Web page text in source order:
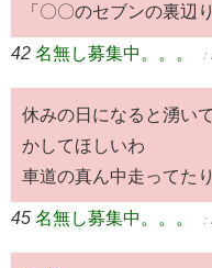
「〇〇のセブンの裏辺
42 名無し募集中。。。
休みの日になると湧い
かしてほしいわ
車道の真ん中走ってた
45 名無し募集中。。。